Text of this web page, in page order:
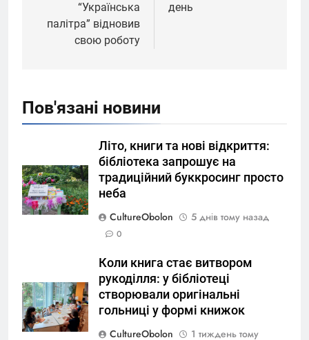
“Українська
палітра” відновив
свою роботу
день
Пов'язані новини
Літо, книги та нові відкриття:
бібліотека запрошує на
традиційний буккросинг просто
неба
CultureObolon
5 днів тому назад
0
Коли книга стає витвором
рукоділля: у бібліотеці
створювали оригінальні
гольниці у формі книжок
CultureObolon
1 тиждень тому